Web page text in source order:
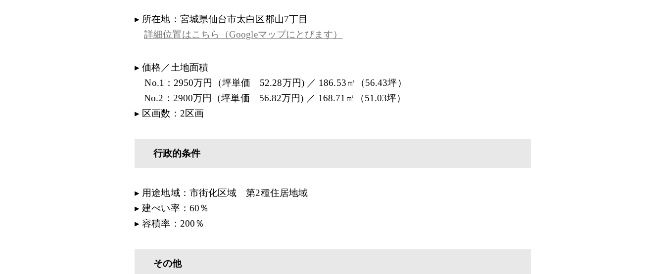
▸ 所在地：宮城県仙台市太白区郡山7丁目
詳細位置はこちら（Googleマップにとびます）
▸ 価格／土地面積
No.1：2950万円（坪単価 52.28万円) ／ 186.53㎡（56.43坪）
No.2：2900万円（坪単価 56.82万円) ／ 168.71㎡（51.03坪）
▸ 区画数：2区画
行政的条件
▸ 用途地域：市街化区域 第2種住居地域
▸ 建ぺい率：60％
▸ 容積率：200％
その他